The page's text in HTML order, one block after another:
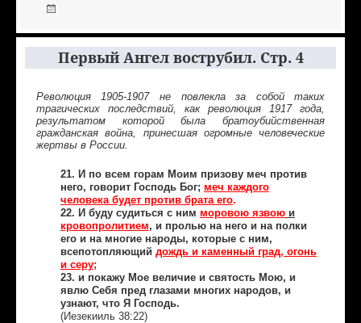
Первый Ангел вострубил. Стр. 4
Революция 1905-1907 не повлекла за собой таких
трагических последствий, как революция 1917 года,
результатом которой была братоубийственная
гражданская война, принесшая огромные человеческие
жертвы в России.
21. И по всем горам Моим призову меч против
него, говорит Господь Бог; меч каждого
человека будет против брата его.
22. И буду судиться с ним моровою язвоюи
кровопролитием, и пролью на него и на полки
его и на многие народы, которые с ним,
всепотопляющий дождь и каменный град, огонь
и серу;
23. и покажу Мое величие и святость Мою, и
явлю Себя пред глазами многих народов, и
узнают, что Я Господь.
(Иезекииль 38:22)